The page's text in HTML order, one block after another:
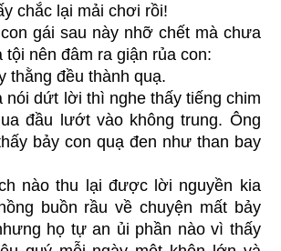
chắc lại mải chơi rồi!
gái sau này nhỡ chết mà chưa
nên đâm ra giận rủa con:
thằng đều thành quạ.
dứt lời thì nghe thấy tiếng chim
đầu lướt vào không trung. Ông
bảy con quạ đen như than bay
nào thu lại được lời nguyền kia
buồn rầu về chuyện mất bảy
họ tự an ủi phần nào vì thấy